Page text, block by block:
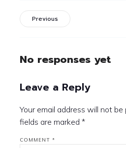
Previous
No responses yet
Leave a Reply
Your email address will not be
fields are marked *
COMMENT *